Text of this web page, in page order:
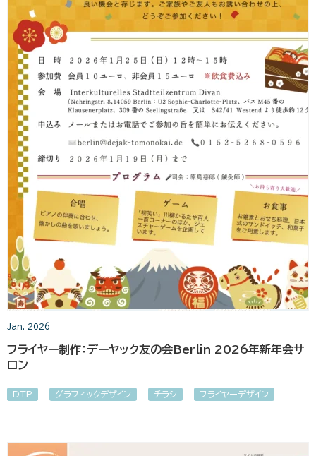
Jan. 2026
フライヤー制作：デーヤック友の会Berlin 2026年新年会サ
ロン
DTP グラフィックデザイン チラシ フライヤーデザイン